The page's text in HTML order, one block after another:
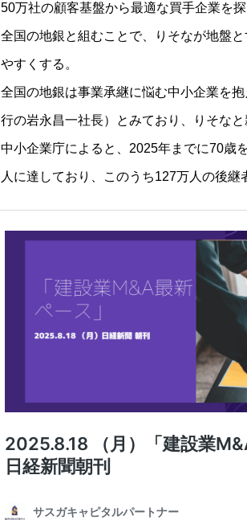
50万社の顧客基盤から最適な買手企業を探
全国の地銀と組むことで、りそなが地盤
やすくする。
全国の地銀は事業承継に悩む中小企業を
行の岩永昌一社長）とみており、りそな
中小企業庁によると、2025年までに70歳
人に達しており、このうち127万人の後継